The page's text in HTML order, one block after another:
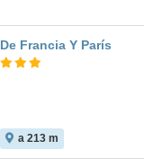
De Francia Y París
a 213 m